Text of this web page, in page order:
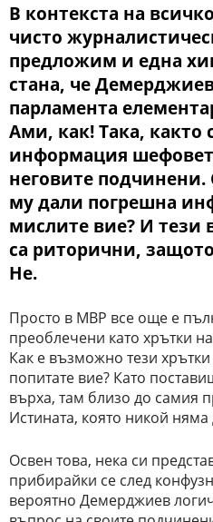
В контекста на
чисто
предложим и една
стана, че
парламента
Ами, как! Така, както
информация
неговите подчинени.
му дали погрешна
мислите вие? И тези
са риторични,
Не.
Просто в МВР все още е
преоблечени като хрътки
Как е възможно тези
попитате вие? Като
върха, там близо до самия
Истината, която никой
Освен това, нека си
прибирайки се след
вероятно Демерджиев